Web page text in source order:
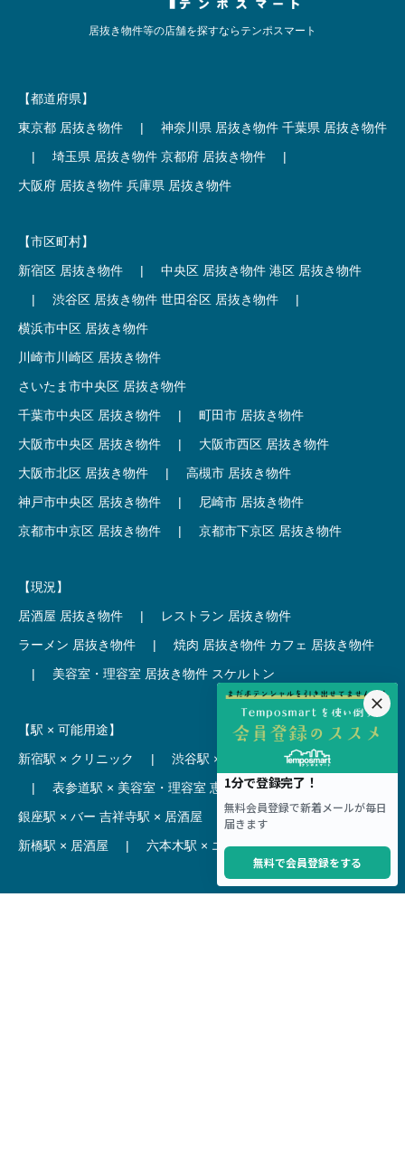
居抜き物件等の店舗を探すならテンポスマート
【都道府県】
東京都 居抜き物件
| 神奈川県 居抜き物件 千葉県 居抜き物件
|
埼玉県 居抜き物件 京都府 居抜き物件
|
大阪府 居抜き物件 兵庫県 居抜き物件
【市区町村】
新宿区 居抜き物件
| 中央区 居抜き物件 港区 居抜き物件
|
渋谷区 居抜き物件 世田谷区 居抜き物件
|
横浜市中区 居抜き物件
川崎市川崎区 居抜き物件
さいたま市中央区 居抜き物件
千葉市中央区 居抜き物件
|
町田市 居抜き物件
大阪市中央区 居抜き物件
|
大阪市西区 居抜き物件
大阪市北区 居抜き物件
|
高槻市 居抜き物件
神戸市中央区 居抜き物件
|
尼崎市 居抜き物件
京都市中京区 居抜き物件
| 京都市下京区 居抜き物件
【現況】
居酒屋 居抜き物件
|
レストラン 居抜き物件
ラーメン 居抜き物件
| 焼肉 居抜き物件 カフェ 居抜き物件
|
美容室・理容室 居抜き物件 スケルトン
【駅 × 可能用途】
新宿駅 × クリニック
| 渋谷駅 × カフェ
池袋駅 × ラーメン
|
表参道駅 × 美容室・理容室 恵比寿駅 × レストラン
銀座駅 × バー 吉祥寺駅 × 居酒屋
麻布十番駅 × レストラン
新橋駅 × 居酒屋
| 六本木駅 × エステ・マッサージ・サロン